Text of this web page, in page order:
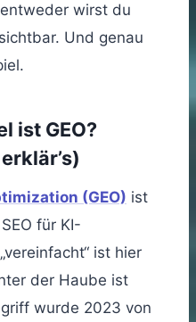
entweder wirst du
Und genau
ist GEO?
(GEO) ist
für KI-
ist hier
der Haube ist
wurde 2023 von